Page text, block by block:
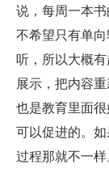
说，每周一本
不希望只有单
听，所以大概
展示，把内容
也是教育里面
可以促进的。
过程那就不一样